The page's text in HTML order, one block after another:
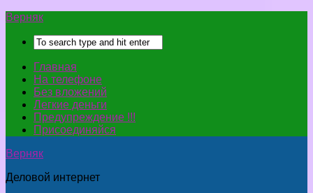
Верняк
Главная
На телефоне
Без вложений
Легкие деньги
Предупреждение !!!
Присоединяйся
Верняк
Деловой интернет